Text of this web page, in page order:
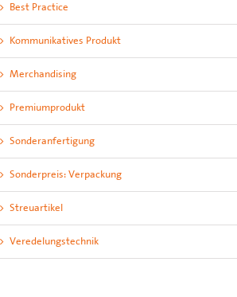
Best Practice
Kommunikatives Produkt
Merchandising
Premiumprodukt
Sonderanfertigung
Sonderpreis: Verpackung
Streuartikel
Veredelungstechnik